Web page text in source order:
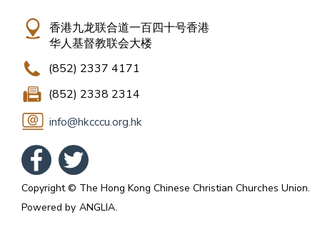
香港九龙联合道一百四十号香港
华人基督教联会大楼
(852) 2337 4171
(852) 2338 2314
info@hkcccu.org.hk
Copyright © The Hong Kong Chinese Christian Churches Union.
Powered by ANGLIA.